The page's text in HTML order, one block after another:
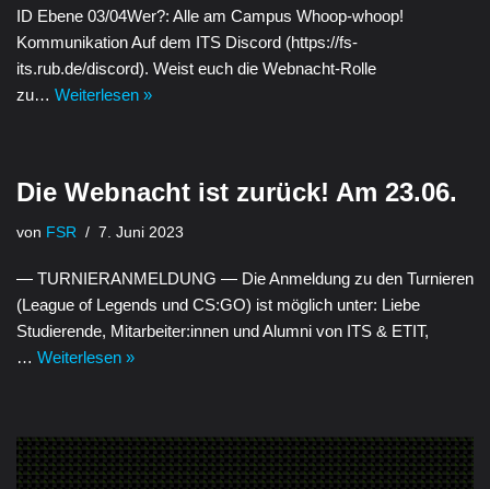
ID Ebene 03/04Wer?: Alle am Campus Whoop-whoop!
Kommunikation Auf dem ITS Discord (https://fs-
its.rub.de/discord). Weist euch die Webnacht-Rolle
zu… Weiterlesen »
Die Webnacht ist zurück! Am 23.06.
von FSR 7. Juni 2023
— TURNIERANMELDUNG — Die Anmeldung zu den Turnieren
(League of Legends und CS:GO) ist möglich unter: Liebe
Studierende, Mitarbeiter:innen und Alumni von ITS & ETIT,
… Weiterlesen »